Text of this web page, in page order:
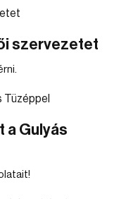
szervezetet
a Gulyás